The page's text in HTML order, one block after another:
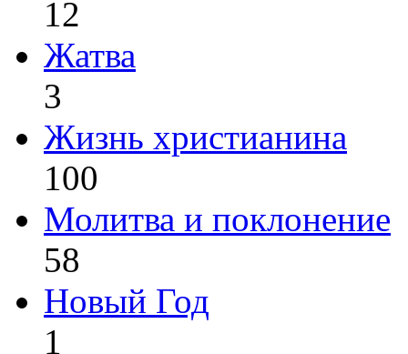
12
Жатва
3
Жизнь христианина
100
Молитва и поклонение
58
Новый Год
1